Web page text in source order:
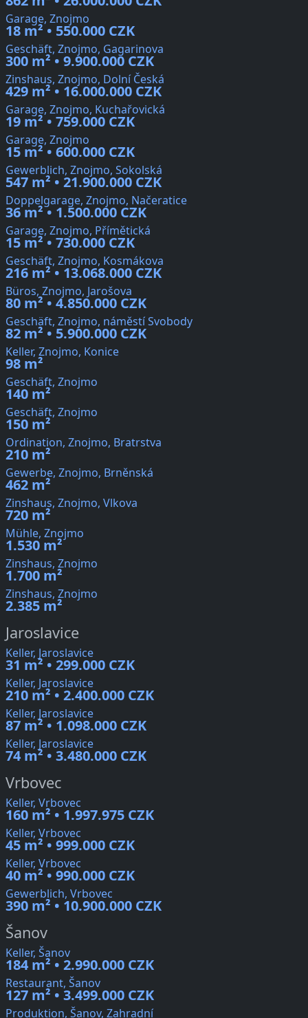
Garage, Znojmo
18 m² • 550.000 CZK
Geschäft, Znojmo, Gagarinova
300 m² • 9.900.000 CZK
Zinshaus, Znojmo, Dolní Česká
429 m² • 16.000.000 CZK
Garage, Znojmo, Kuchařovická
19 m² • 759.000 CZK
Garage, Znojmo
15 m² • 600.000 CZK
Gewerblich, Znojmo, Sokolská
547 m² • 21.900.000 CZK
Doppelgarage, Znojmo, Načeratice
36 m² • 1.500.000 CZK
Garage, Znojmo, Přímětická
15 m² • 730.000 CZK
Geschäft, Znojmo, Kosmákova
216 m² • 13.068.000 CZK
Büros, Znojmo, Jarošova
80 m² • 4.850.000 CZK
Geschäft, Znojmo, náměstí Svobody
82 m² • 5.900.000 CZK
Keller, Znojmo, Konice
98 m²
Geschäft, Znojmo
140 m²
Geschäft, Znojmo
150 m²
Ordination, Znojmo, Bratrstva
210 m²
Gewerbe, Znojmo, Brněnská
462 m²
Zinshaus, Znojmo, Vlkova
720 m²
Mühle, Znojmo
1.530 m²
Zinshaus, Znojmo
1.700 m²
Zinshaus, Znojmo
2.385 m²
Jaroslavice
Keller, Jaroslavice
31 m² • 299.000 CZK
Keller, Jaroslavice
210 m² • 2.400.000 CZK
Keller, Jaroslavice
87 m² • 1.098.000 CZK
Keller, Jaroslavice
74 m² • 3.480.000 CZK
Vrbovec
Keller, Vrbovec
160 m² • 1.997.975 CZK
Keller, Vrbovec
45 m² • 999.000 CZK
Keller, Vrbovec
40 m² • 990.000 CZK
Gewerblich, Vrbovec
390 m² • 10.900.000 CZK
Šanov
Keller, Šanov
184 m² • 2.990.000 CZK
Restaurant, Šanov
127 m² • 3.499.000 CZK
Produktion, Šanov, Zahradní